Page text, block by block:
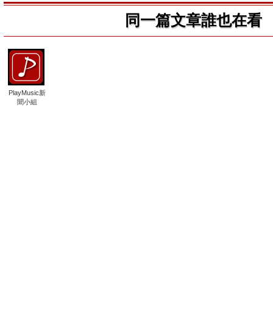
同一篇文章誰也在看
PlayMusic新
聞小組